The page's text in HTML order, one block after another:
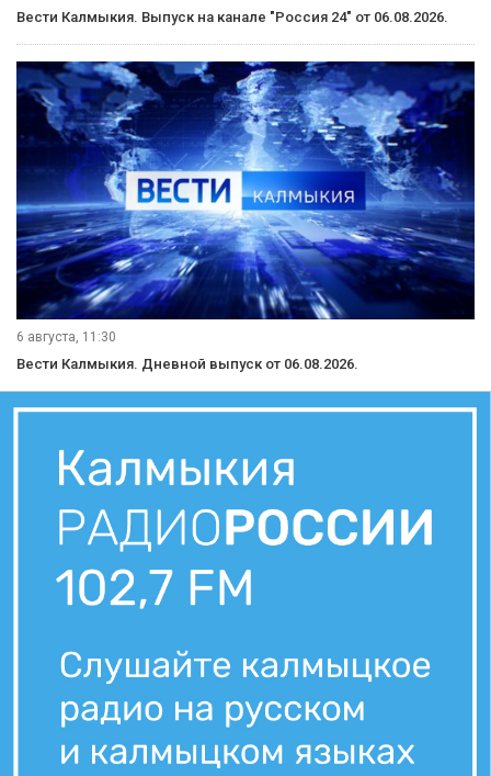
Вести Калмыкия. Выпуск на канале "Россия 24" от 06.08.2026.
6 августа, 11:30
Вести Калмыкия. Дневной выпуск от 06.08.2026.